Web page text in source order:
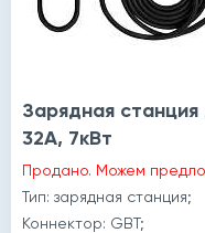
Зарядная
32A, 7кВт
Продано. Можем
Тип: зарядная станция;
Коннектор: GBT;